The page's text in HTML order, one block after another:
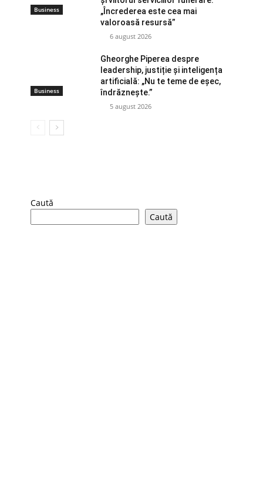
Business
„Încrederea este cea mai
valoroasă resursă”
6 august 2026
Business
Gheorghe Piperea despre
leadership, justiție și inteligența
artificială: „Nu te teme de eșec,
îndrăznește.”
5 august 2026
Caută
Caută